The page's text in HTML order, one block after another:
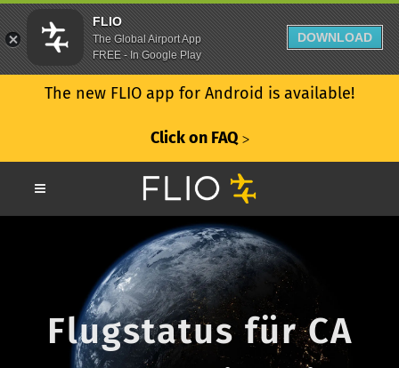
The new FLIO app for Android is available!
Click on FAQ ᐳ
Flugstatus für CA
FLIO
The Global Airport App
FREE - In Google Play
DOWNLOAD